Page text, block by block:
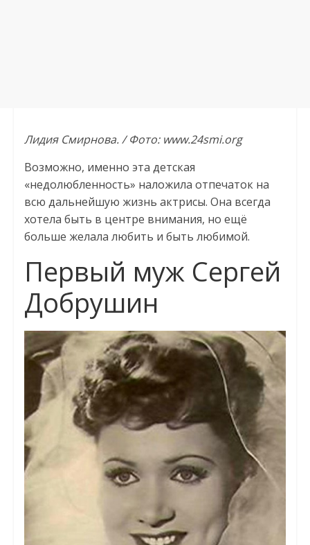
Лидия Смирнова. / Фото: www.24smi.org
Возможно, именно эта детская
«недолюбленность» наложила отпечаток на
всю дальнейшую жизнь актрисы. Она всегда
хотела быть в центре внимания, но ещё
больше желала любить и быть любимой.
Первый муж Сергей
Добрушин